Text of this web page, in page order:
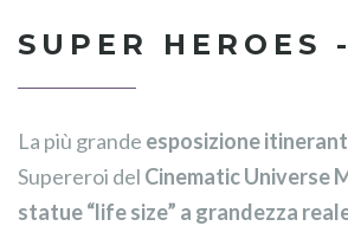
SUPER HEROES
La più grande esposizione
Supereroi del Cinematic Universe
statue “life size” a grandezza